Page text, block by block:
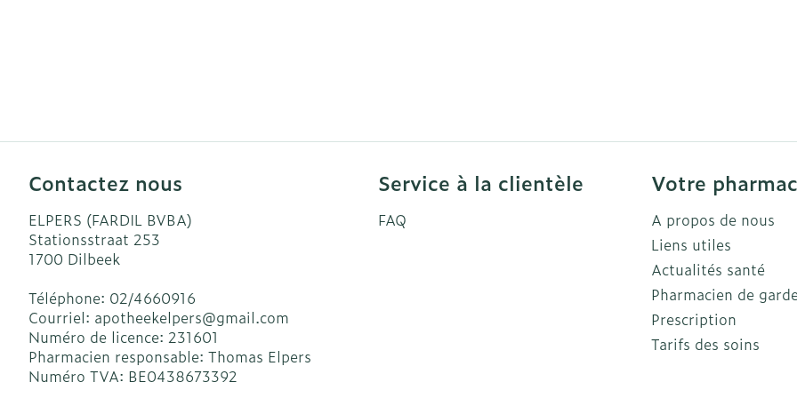
Contactez nous
ELPERS (FARDIL BVBA)
Stationsstraat 253
1700 Dilbeek
Téléphone: 02/4660916
Courriel: apotheekelpers@gmail.com
Numéro de licence: 231601
Pharmacien responsable: Thomas Elpers
Numéro TVA: BE0438673392
Service à la clientèle
FAQ
Votre
A propos de nous
Liens utiles
Actualités santé
Pharmacien de
Prescription
Tarifs des soins